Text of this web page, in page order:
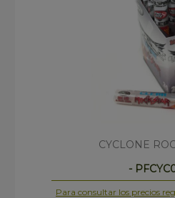
CYCLONE
-
Para consultar los precios